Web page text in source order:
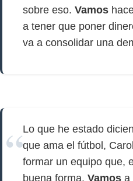
sobre eso. Vamos
a tener que poner
va a consolidar una
Lo que he estado
que ama el fútbol,
formar un equipo que,
buena forma. Vamos a